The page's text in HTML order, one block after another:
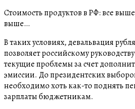
Стоимость продуктов в РФ: все
выше…
В таких условиях, девальвация рубля
позволяет российскому
текущие проблемы за счет
эмиссии. До президентских
необходимо хоть как-то поднять
зарплаты бюджетникам.